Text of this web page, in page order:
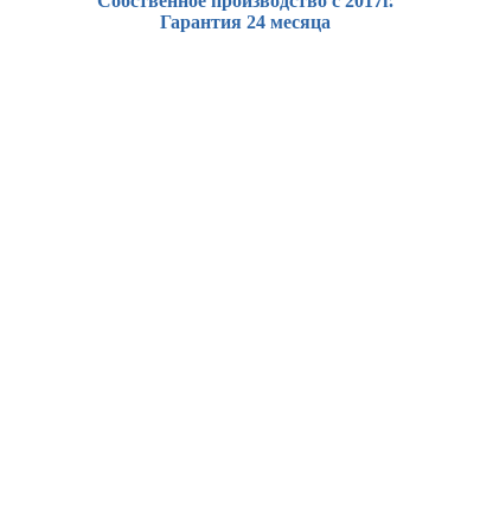
Гарантия 24 месяца